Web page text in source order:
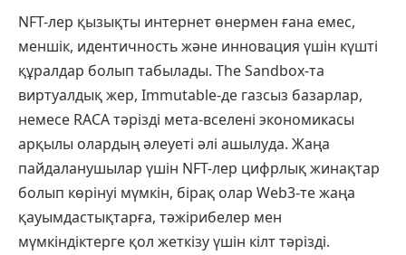
NFT-лер қызықты интернет өнермен ғана емес,
меншік, идентичность және инновация үшін күшті
құралдар болып табылады. The Sandbox-та
виртуалдық жер, Immutable-де газсыз базарлар,
немесе RACA тәрізді мета-вселені экономикасы
арқылы олардың әлеуеті әлі ашылуда. Жаңа
пайдаланушылар үшін NFT-лер цифрлық жинақтар
болып көрінуі мүмкін, бірақ олар Web3-те жаңа
қауымдастықтарға, тәжірибелер мен
мүмкіндіктерге қол жеткізу үшін кілт тәрізді.